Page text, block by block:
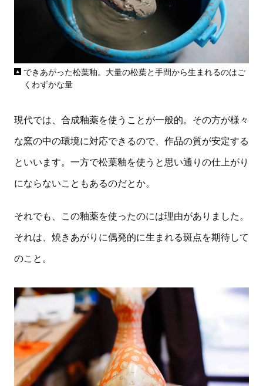
できあがった松葉釉。大量の松葉と手間から生まれるのはご
くわずかな量
現代では、合成釉薬を使うことが一般的。その方が様々
な窯の中の環境に対応できるので、作品の質が安定する
といいます。一方で松葉釉を使うと思い通りの仕上がり
にならないこともあるのだとか。
それでも、この釉薬を使ったのには理由がありました。
それは、焼きあがりに偶発的に生まれる斑点を期待して
のこと。